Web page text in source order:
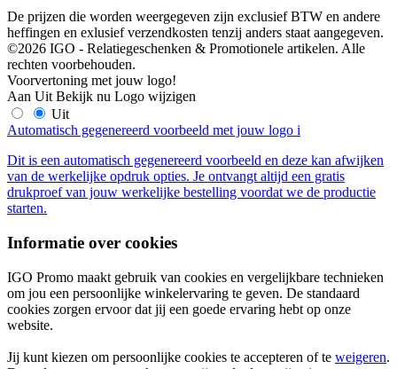
De prijzen die worden weergegeven zijn exclusief BTW en andere
heffingen en exlusief verzendkosten tenzij anders staat aangegeven.
©2026 IGO - Relatiegeschenken & Promotionele artikelen. Alle
rechten voorbehouden.
Voorvertoning met jouw logo!
Aan Uit Bekijk nu Logo wijzigen
Uit
Automatisch gegenereerd voorbeeld met jouw logo i
Dit is een automatisch gegenereerd voorbeeld en deze kan afwijken
van de werkelijke opdruk opties. Je ontvangt altijd een gratis
drukproef van jouw werkelijke bestelling voordat we de productie
starten.
Informatie over cookies
IGO Promo maakt gebruik van cookies en vergelijkbare technieken
om jou een persoonlijke winkelervaring te geven. De standaard
cookies zorgen ervoor dat jij een goede ervaring hebt op onze
website.
Jij kunt kiezen om persoonlijke cookies te accepteren of te weigeren.